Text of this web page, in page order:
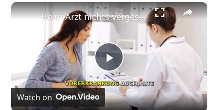
×
Play
Video
Beim Arzt nichts vergessen - Diese 5 Infos sind entscheidend!
Watch on